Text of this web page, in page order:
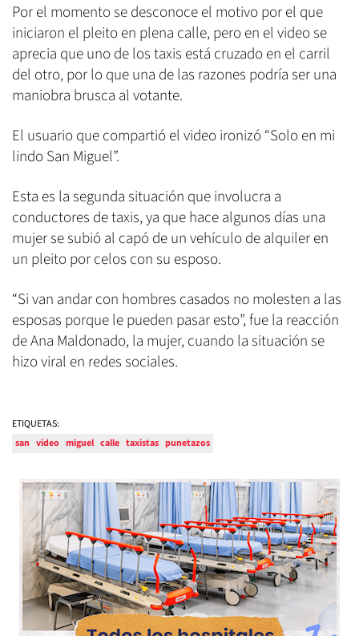
Por el momento se desconoce el motivo por el que
iniciaron el pleito en plena calle, pero en el video se
aprecia que uno de los taxis está cruzado en el carril
del otro, por lo que una de las razones podría ser una
maniobra brusca al votante.
El usuario que compartió el video ironizó “Solo en mi
lindo San Miguel”.
Esta es la segunda situación que involucra a
conductores de taxis, ya que hace algunos días una
mujer se subió al capó de un vehículo de alquiler en
un pleito por celos con su esposo.
“Si van andar con hombres casados no molesten a las
esposas porque le pueden pasar esto”, fue la reacción
de Ana Maldonado, la mujer, cuando la situación se
hizo viral en redes sociales.
ETIQUETAS:
san video miguel calle taxistas punetazos